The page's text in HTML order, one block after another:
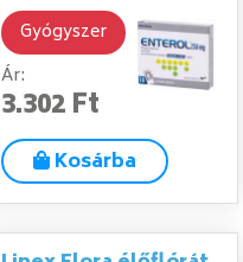
Gyógyszer
Ár:
3.302 Ft
Kosárba